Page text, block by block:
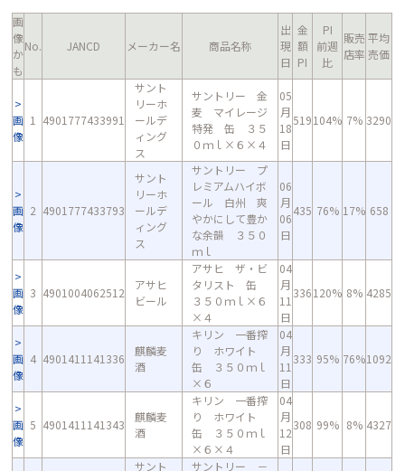
画
像
か
も
No. JANCD メーカー名 商品名称
出
現
日
金
額
PI
PI
前週
比
販売
店率
平均
売価
画
像
1 4901777433991
サント
リーホ
ールデ
ィング
ス
サントリー 金
麦 マイレージ
特発 缶 ３５
０ｍｌ×６×４
05
月
18
日
519104% 7% 3290
画
像
2 4901777433793
サント
リーホ
ールデ
ィング
ス
サントリー プ
レミアムハイボ
ール 白州 爽
やかにして豊か
な余韻 ３５０
ｍｌ
06
月
06
日
435 76% 17% 658
画
像
3 4901004062512
アサヒ
ビール
アサヒ ザ・ビ
タリスト 缶
３５０ｍｌ×６
×４
04
月
11
日
336120% 8% 4285
画
像
4 4901411141336
麒麟麦
酒
キリン 一番搾
り ホワイト
缶 ３５０ｍｌ
×６
04
月
11
日
333 95% 76%1092
画
像
5 4901411141343
麒麟麦
酒
キリン 一番搾
り ホワイト
缶 ３５０ｍｌ
×６×４
04
月
12
日
308 99% 8% 4327
サント
サントリー －